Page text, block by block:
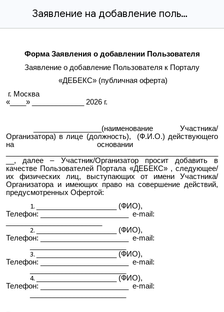
Заявление на добавление пользователя
Форма Заявления о добавлении Пользователя
Заявление о добавление Пользователя к Порталу
«ДЕБЕКС» (публичная оферта)
г. Москва
«____» _____________ 2026 г.
_________________(наименование Участника/
Организатора) в лице (должность), (Ф.И.О.) действующего
на основании
__, далее – Участник/Организатор просит добавить в
качестве Пользователей Портала «ДЕБЕКС» , следующее/
их физических лиц, выступающих от имени Участника/
Организатора и имеющих право на совершение действий,
предусмотренных Офертой:
____________________ (ФИО),
Телефон: ______________________ e-mail:
____________________ (ФИО),
Телефон: ______________________ e-mail:
____________________ (ФИО),
Телефон: ______________________ e-mail:
____________________ (ФИО),
Телефон: ______________________ e-mail: